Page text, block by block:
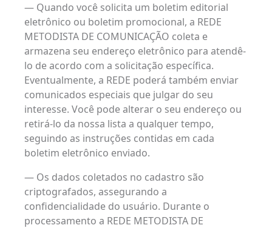
— Quando você solicita um boletim editorial
eletrônico ou boletim promocional, a REDE
METODISTA DE COMUNICAÇÃO coleta e
armazena seu endereço eletrônico para atendê-
lo de acordo com a solicitação específica.
Eventualmente, a REDE poderá também enviar
comunicados especiais que julgar do seu
interesse. Você pode alterar o seu endereço ou
retirá-lo da nossa lista a qualquer tempo,
seguindo as instruções contidas em cada
boletim eletrônico enviado.
— Os dados coletados no cadastro são
criptografados, assegurando a
confidencialidade do usuário. Durante o
processamento a REDE METODISTA DE